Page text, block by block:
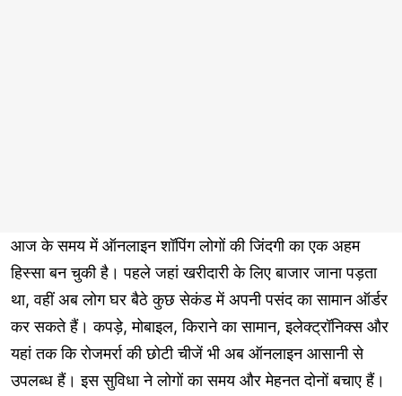
आज के समय में ऑनलाइन शॉपिंग लोगों की जिंदगी का एक अहम
हिस्सा बन चुकी है। पहले जहां खरीदारी के लिए बाजार जाना पड़ता
था, वहीं अब लोग घर बैठे कुछ सेकंड में अपनी पसंद का सामान ऑर्डर
कर सकते हैं। कपड़े, मोबाइल, किराने का सामान, इलेक्ट्रॉनिक्स और
यहां तक कि रोजमर्रा की छोटी चीजें भी अब ऑनलाइन आसानी से
उपलब्ध हैं। इस सुविधा ने लोगों का समय और मेहनत दोनों बचाए हैं।